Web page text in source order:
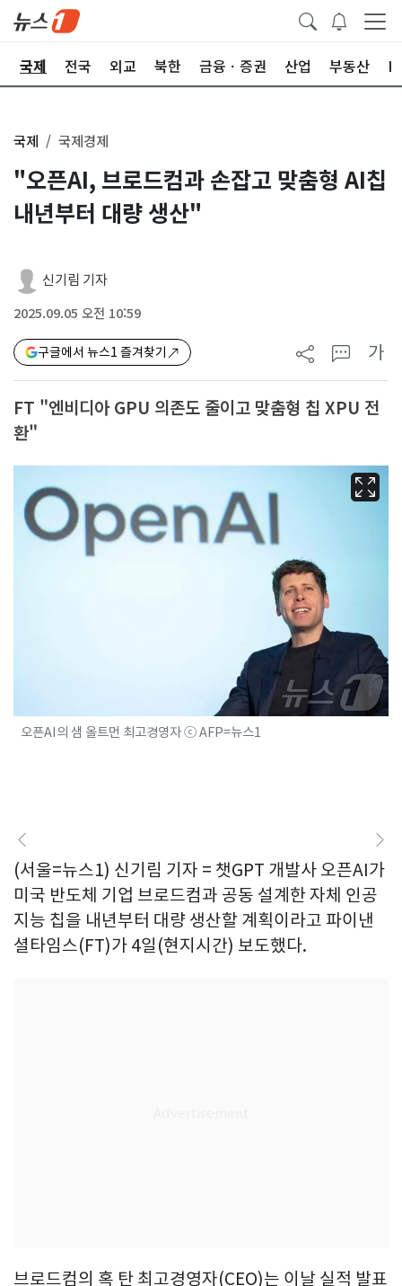
국제 전국 외교 북한 금융ㆍ증권 산업 부동산
국제 국제경제
"오픈AI, 브로드컴과 손잡고 맞춤형 AI칩
내년부터 대량 생산"
신기림 기자
2025.09.05 오전 10:59
구글에서 뉴스1 즐겨찾기 가
FT "엔비디아 GPU 의존도 줄이고 맞춤형 칩 XPU 전
환"
오픈AI의 샘 올트먼 최고경영자 ⓒ AFP=뉴스1
(서울=뉴스1) 신기림 기자 = 챗GPT 개발사 오픈AI가
미국 반도체 기업 브로드컴과 공동 설계한 자체 인공
지능 칩을 내년부터 대량 생산할 계획이라고 파이낸
셜타임스(FT)가 4일(현지시간) 보도했다.
브로드컴의 혹 탄 최고경영자(CEO)는 이날 실적 발표